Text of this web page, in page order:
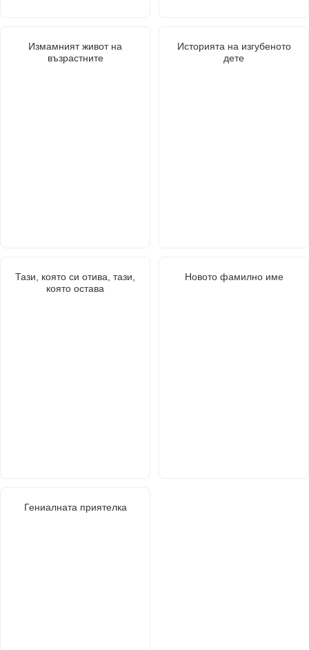
Измамният живот на
възрастните
Историята на изгубеното
дете
Тази, която си отива, тази,
която остава
Новото фамилно име
Гениалната приятелка